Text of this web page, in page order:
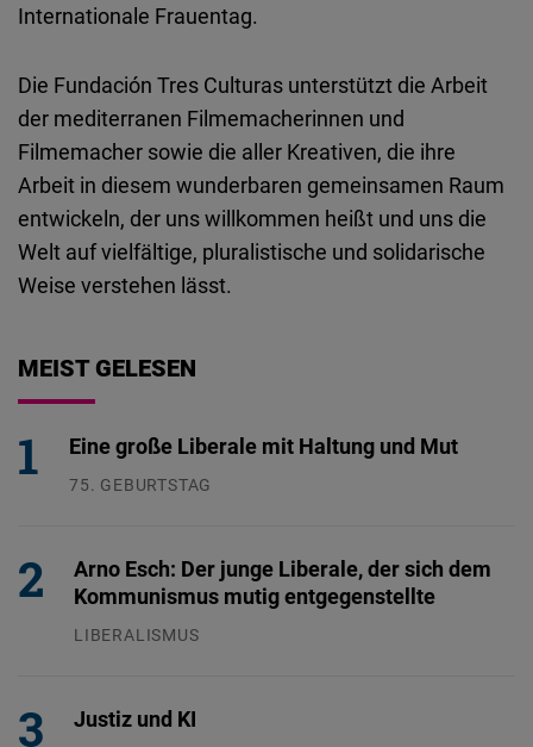
Internationale Frauentag.
Die Fundación Tres Culturas unterstützt die Arbeit
der mediterranen Filmemacherinnen und
Filmemacher sowie die aller Kreativen, die ihre
Arbeit in diesem wunderbaren gemeinsamen Raum
entwickeln, der uns willkommen heißt und uns die
Welt auf vielfältige, pluralistische und solidarische
Weise verstehen lässt.
MEIST GELESEN
Eine große Liberale mit Haltung und Mut
75. GEBURTSTAG
Arno Esch: Der junge Liberale, der sich dem
Kommunismus mutig entgegenstellte
LIBERALISMUS
Justiz und KI